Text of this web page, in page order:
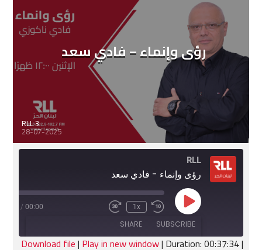
EMBED
رؤى وإنماء – فادي سعد
RLL 3
28-07-2025
RLL
رؤى وإنماء - فادي سعد
Play
Episode
Rewind
10
Seconds
1x
Fast
seconds
00:00
/
SUBSCRIBE
SHARE
Download file| Play in new window| Duration: 00:37:34|